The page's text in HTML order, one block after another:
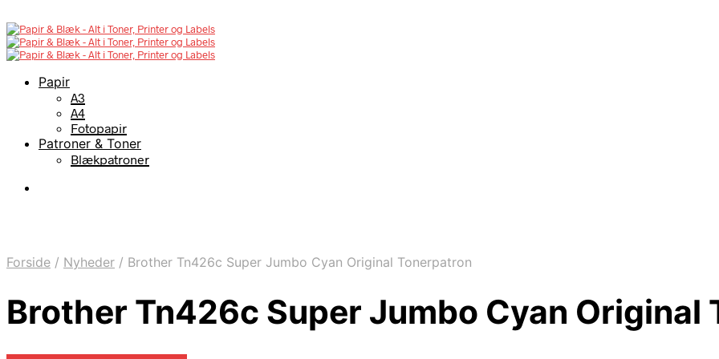
Papir
A3
A4
Fotopapir
Patroner & Toner
Blækpatroner
Forside / Nyheder / Brother Tn426c Super Jumbo Cyan Original Tonerpatron
Brother Tn426c Super Jumbo Cyan Original